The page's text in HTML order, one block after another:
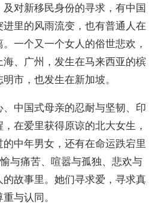
对新移民身份的寻求，有中国
里的风雨流变，也有普通人在
一个又一个女人的俗世悲欢，
、广州，发生在马来西亚的槟
市，也发生在新加坡。
中国式母亲的忍耐与坚韧、印
在爱里获得原谅的北大女生，
中年男女，还有在命运跌宕里
与痛苦、喧嚣与孤独、悲欢与
故事里。她们寻求爱，寻求真
与认同。